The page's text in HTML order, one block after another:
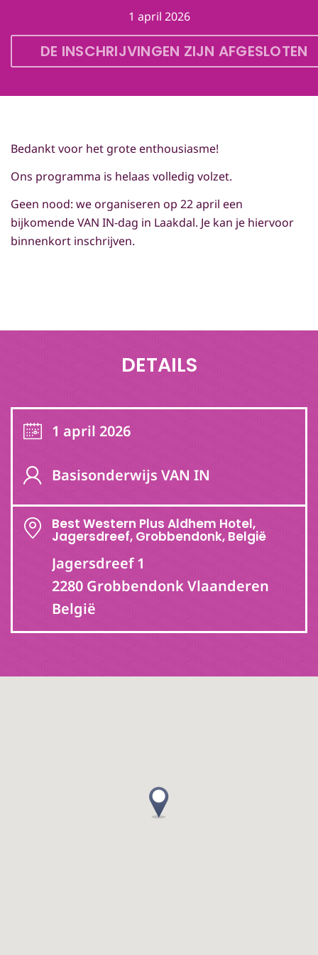
1 april 2026
DE INSCHRIJVINGEN ZIJN AFGESLOTEN
Bedankt voor het grote enthousiasme!
Ons programma is helaas volledig volzet.
Geen nood: we organiseren op 22 april een
bijkomende VAN IN-dag in Laakdal. Je kan je hiervoor
binnenkort inschrijven.
DETAILS
1 april 2026
Basisonderwijs VAN IN
Best Western Plus Aldhem Hotel,
Jagersdreef, Grobbendonk, België
Jagersdreef 1
2280 Grobbendonk Vlaanderen
België